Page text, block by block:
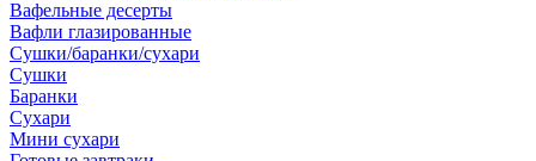
Вафельные десерты
Вафли глазированные
Сушки/баранки/сухари
Сушки
Баранки
Сухари
Мини сухари